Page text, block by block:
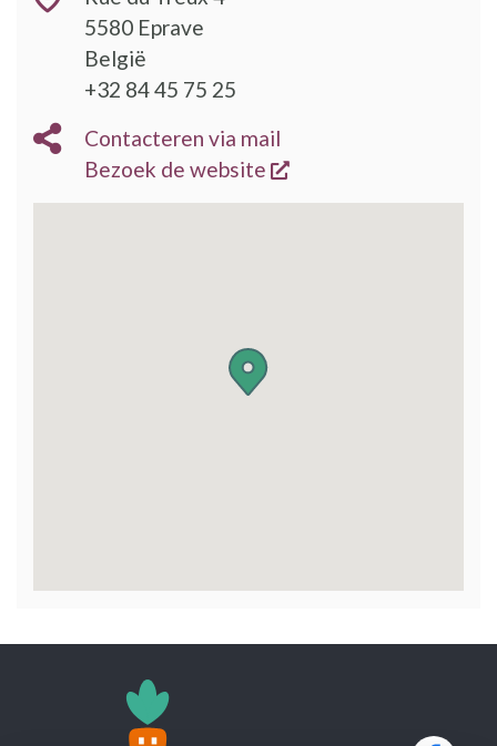
5580 Eprave
België
+32 84 45 75 25
Contacteren via mail
Bezoek de website
opent een nieuw